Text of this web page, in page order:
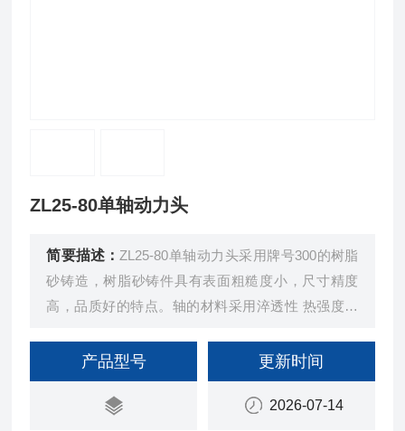
ZL25-80单轴动力头
简要描述： ZL25-80单轴动力头采用牌号300的树脂
砂铸造，树脂砂铸件具有表面粗糙度小，尺寸精度
高，品质好的特点。轴的材料采用淬透性 热强度性
工制作的 轴承前后都是日本牌号角接触的精密轴
承，本产品具有转速高 刚性好 精度高的等优点
产品型号 更新时间
2026-07-14